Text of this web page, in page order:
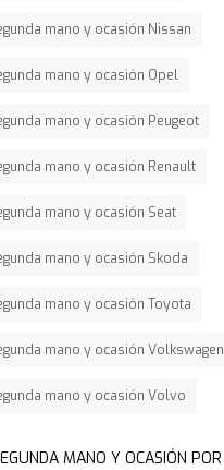
mano y ocasión Nissan
mano y ocasión Opel
mano y ocasión Peugeot
mano y ocasión Renault
mano y ocasión Seat
mano y ocasión Skoda
mano y ocasión Toyota
mano y ocasión Volkswagen
mano y ocasión Volvo
MANO Y OCASIÓN